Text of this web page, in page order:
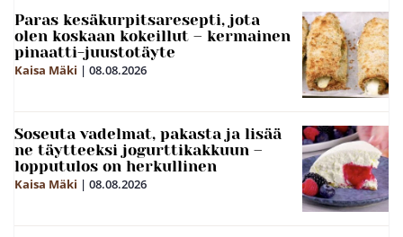
Paras kesäkurpitsaresepti, jota
olen koskaan kokeillut – kermainen
pinaatti-juustotäyte
Kaisa Mäki | 08.08.2026
Soseuta vadelmat, pakasta ja lisää
ne täytteeksi jogurttikakkuun –
lopputulos on herkullinen
Kaisa Mäki | 08.08.2026